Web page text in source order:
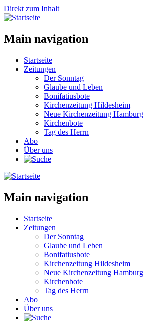
Direkt zum Inhalt
Main navigation
Startseite
Zeitungen
Der Sonntag
Glaube und Leben
Bonifatiusbote
Kirchenzeitung Hildesheim
Neue Kirchenzeitung Hamburg
Kirchenbote
Tag des Herrn
Abo
Über uns
Main navigation
Startseite
Zeitungen
Der Sonntag
Glaube und Leben
Bonifatiusbote
Kirchenzeitung Hildesheim
Neue Kirchenzeitung Hamburg
Kirchenbote
Tag des Herrn
Abo
Über uns